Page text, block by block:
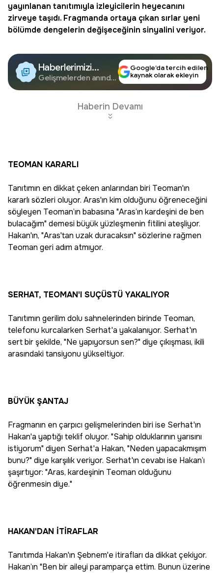
yayınlanan tanıtımıyla izleyicilerin heyecanını
zirveye taşıdı. Fragmanda ortaya çıkan sırlar yeni
bölümde dengelerin değişeceğinin sinyalini veriyor.
Haberlerimizi
Google'da Takip
Edin
Gelişmelerden anında
Google’da tercih edilen
kaynak olarak ekleyin
Haberin Devamı
TEOMAN KARARLI
Tanıtımın en dikkat çeken anlarından biri Teoman'ın
kararlı sözleri oluyor. Aras'ın kim olduğunu öğreneceğini
söyleyen Teoman’ın babasına "Aras’ın kardeşini de ben
bulacağım" demesi büyük yüzleşmenin fitilini ateşliyor.
Hakan'ın, "Aras'tan uzak duracaksın" sözlerine rağmen
Teoman geri adım atmıyor.
SERHAT, TEOMAN'I SUÇÜSTÜ YAKALIYOR
Tanıtımın gerilim dolu sahnelerinden birinde Teoman,
telefonu kurcalarken Serhat'a yakalanıyor. Serhat'ın
sert bir şekilde, "Ne yapıyorsun sen?" diye çıkışması, ikili
arasındaki tansiyonu yükseltiyor.
BÜYÜK ŞANTAJ
Fragmanın en çarpıcı gelişmelerinden biri ise Serhat'ın
Hakan'a yaptığı teklif oluyor. "Sahip olduklarının yarısını
istiyorum" diyen Serhat'a Hakan, "Neden yapacakmışım
bunu?" diye karşılık veriyor. Serhat'ın cevabı ise Hakan’ı
şaşırtıyor: "Aras, kardeşinin Teoman olduğunu
öğrenmesin diye."
HAKAN'DAN İTİRAFLAR
Tanıtımda Hakan'ın Şebnem'e itirafları da dikkat çekiyor.
Hakan’ın "Ben bir aileyi paramparça ettim. Bunun üzerine